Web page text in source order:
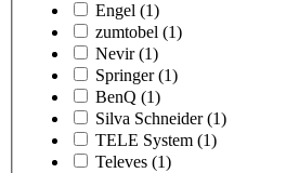
Engel (1)
zumtobel (1)
Nevir (1)
Springer (1)
BenQ (1)
Silva Schneider (1)
TELE System (1)
Televes (1)